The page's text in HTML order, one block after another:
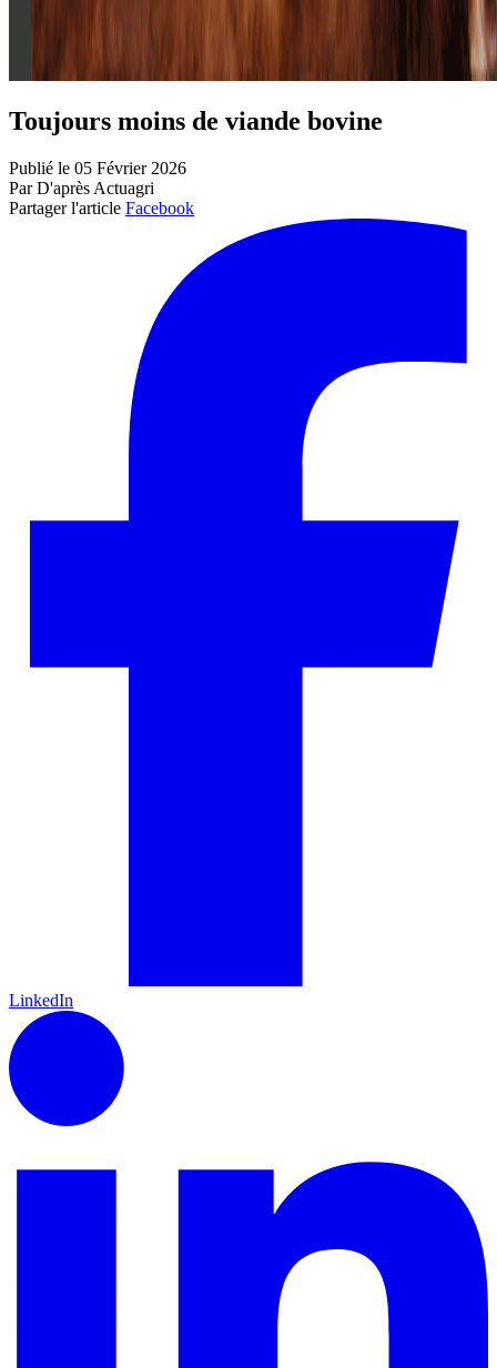
Toujours moins de viande bovine
Publié le 05 Février 2026
Par D'après Actuagri
Partager l'article Facebook
LinkedIn